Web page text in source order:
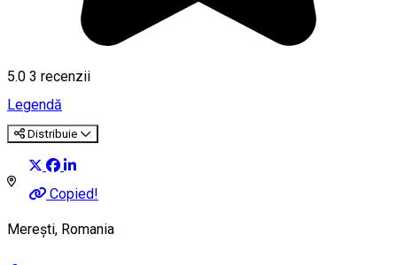
5.0 3 recenzii
Legendă
Distribuie
Copied!
Merești, Romania